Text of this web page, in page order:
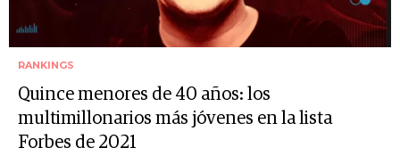
RANKINGS
Quince menores de 40 años: los
multimillonarios más jóvenes en la lista
Forbes de 2021